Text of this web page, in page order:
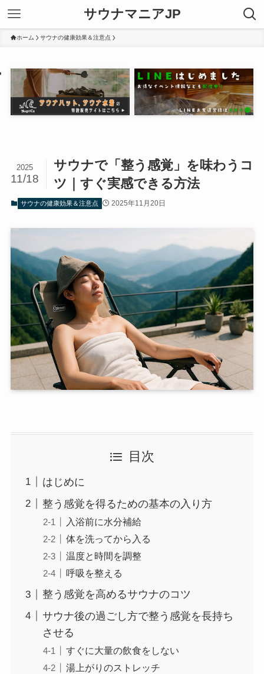
サウナマニアJP
ホーム サウナの健康効果＆注意点
サウナで「整う感覚」を味わうコ
ツ｜すぐ実感できる方法
2025
11/18
サウナの健康効果＆注意点 2025年11月20日
目次
はじめに
整う感覚を得るための基本の入り方
入浴前に水分補給
体を洗ってから入る
温度と時間を調整
呼吸を整える
整う感覚を高めるサウナのコツ
サウナ後の過ごし方で整う感覚を長持ち
させる
すぐに大量の飲食をしない
湯上がりのストレッチ